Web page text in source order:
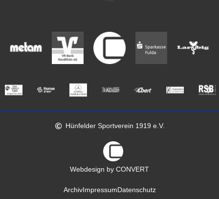
Hünfelder Sportverein 1919 e.V.
Webdesign by CONVERT
ArchivImpressum Datenschutz